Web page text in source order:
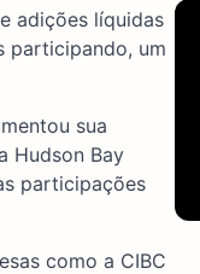
adições líquidas
participando, um
sua
Hudson Bay
participações
como a CIBC